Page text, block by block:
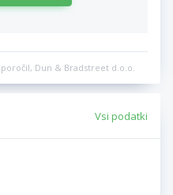
Dun & Bradstreet d.o.o.
Vsi podatki